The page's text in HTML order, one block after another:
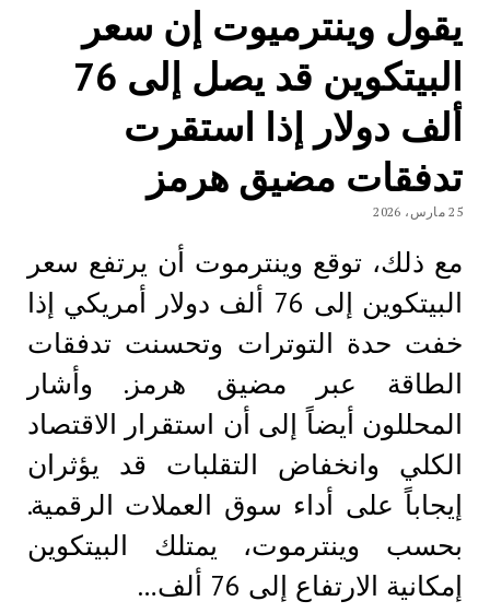
يقول وينترميوت إن سعر
البيتكوين قد يصل إلى 76
ألف دولار إذا استقرت
تدفقات مضيق هرمز
25 مارس، 2026
مع ذلك، توقع وينترموت أن يرتفع سعر
البيتكوين إلى 76 ألف دولار أمريكي إذا
خفت حدة التوترات وتحسنت تدفقات
الطاقة عبر مضيق هرمز. وأشار
المحللون أيضاً إلى أن استقرار الاقتصاد
الكلي وانخفاض التقلبات قد يؤثران
إيجاباً على أداء سوق العملات الرقمية.
بحسب وينترموت، يمتلك البيتكوين
إمكانية الارتفاع إلى 76 ألف…